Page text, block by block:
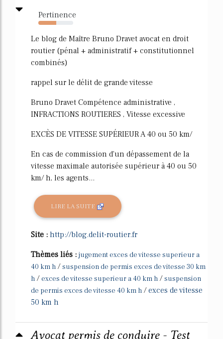
Pertinence
52%
Le blog de Maître Bruno Dravet avocat en droit
routier (pénal + administratif + constitutionnel
combinés)
rappel sur le délit de grande vitesse
Bruno Dravet Compétence administrative ,
INFRACTIONS ROUTIERES , Vitesse excessive
EXCÈS DE VITESSE SUPÉRIEUR A 40 ou 50 km/
En cas de commission d'un dépassement de la
vitesse maximale autorisée supérieur à 40 ou 50
km/ h, les agents...
LIRE LA SUITE
Site : http://blog.delit-routier.fr
Thèmes liés : jugement exces de vitesse superieur a
40 km h /suspension de permis exces de vitesse 30 km
h / exces de vitesse superieur a 40 km h /suspension
de permis exces de vitesse 40 km h /exces de vitesse
50 km h
Avocat permis de conduire - Test